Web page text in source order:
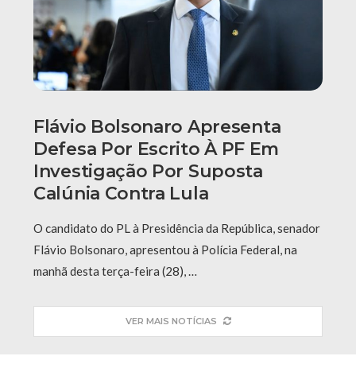
Flávio Bolsonaro Apresenta
Defesa Por Escrito À PF Em
Investigação Por Suposta
Calúnia Contra Lula
O candidato do PL à Presidência da República, senador
Flávio Bolsonaro, apresentou à Polícia Federal, na
manhã desta terça-feira (28), …
VER MAIS NOTÍCIAS